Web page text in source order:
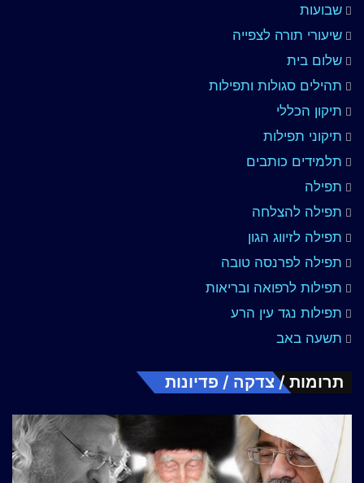
שבועות
שיעורי תורה לצפייה
שלום בית
תהילים סגולות ותפילות
תיקון הכללי
תיקוני תפילות
תלמידים כותבים
תפילה
תפילה להצלחה
תפילה לזיווג הגון
תפילה לפרנסה טובה
תפילות לרפואה ובריאות
תפילות נגד עין הרע
תשעה באב
תרומות / צדקה / פדיונות